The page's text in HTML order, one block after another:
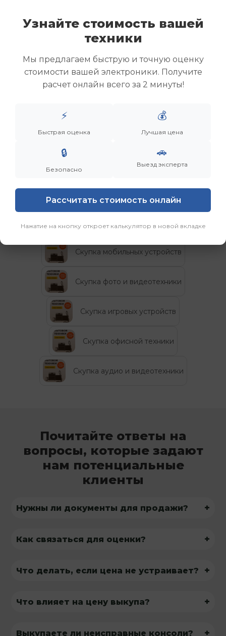
Дронов Матвей Викторович
“Мы не скупаем старую технику. Мы даем вещам
вторую жизнь, а их владельцам — новую
возможность.”
Категории
Скупка мобильных устройств
Скупка фото и видеотехники
Скупка игровых устройств
Скупка офисной техники
Скупка аудио и видеотехники
Почитайте ответы на
вопросы, которые задают
нам потенциальные
клиенты
Нужны ли документы для продажи? +
Как связаться для оценки? +
Что делать, если цена не устраивает? +
Что влияет на цену выкупа? +
Выкупаете ли неисправные консоли? +
Узнайте стоимость вашей
техники
Мы предлагаем быструю и точную оценку
стоимости вашей электроники. Получите
расчет онлайн всего за 2 минуты!
⚡
Быстрая оценка
💰
Лучшая цена
🔒
Безопасно
🚗
Выезд эксперта
Рассчитать стоимость онлайн
Нажатие на кнопку откроет калькулятор в новой вкладке